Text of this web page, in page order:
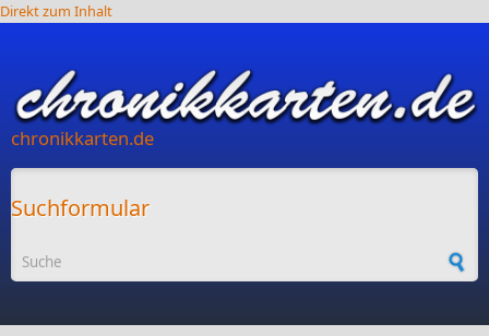
Direkt zum Inhalt
chronikkarten.de
Suchformular